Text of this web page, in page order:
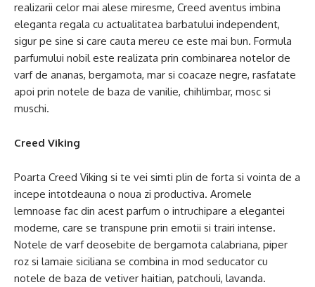
realizarii celor mai alese miresme, Creed aventus imbina
eleganta regala cu actualitatea barbatului independent,
sigur pe sine si care cauta mereu ce este mai bun. Formula
parfumului nobil este realizata prin combinarea notelor de
varf de ananas, bergamota, mar si coacaze negre, rasfatate
apoi prin notele de baza de vanilie, chihlimbar, mosc si
muschi.
Creed Viking
Poarta Creed Viking si te vei simti plin de forta si vointa de a
incepe intotdeauna o noua zi productiva. Aromele
lemnoase fac din acest parfum o intruchipare a elegantei
moderne, care se transpune prin emotii si trairi intense.
Notele de varf deosebite de bergamota calabriana, piper
roz si lamaie siciliana se combina in mod seducator cu
notele de baza de vetiver haitian, patchouli, lavanda.